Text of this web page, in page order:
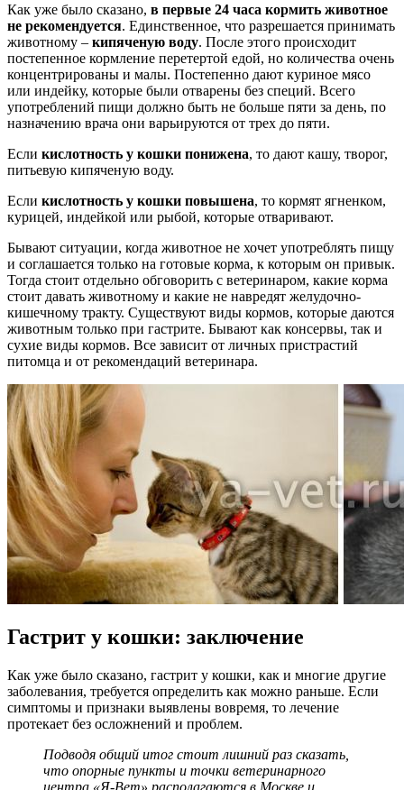
Как уже было сказано, в первые 24 часа кормить животное
не рекомендуется. Единственное, что разрешается принимать
животному – кипяченую воду. После этого происходит
постепенное кормление перетертой едой, но количества очень
концентрированы и малы. Постепенно дают куриное мясо
или индейку, которые были отварены без специй. Всего
употреблений пищи должно быть не больше пяти за день, по
назначению врача они варьируются от трех до пяти.
Если кислотность у кошки понижена, то дают кашу, творог,
питьевую кипяченую воду.
Если кислотность у кошки повышена, то кормят ягненком,
курицей, индейкой или рыбой, которые отваривают.
Бывают ситуации, когда животное не хочет употреблять пищу
и соглашается только на готовые корма, к которым он привык.
Тогда стоит отдельно обговорить с ветеринаром, какие корма
стоит давать животному и какие не навредят желудочно-
кишечному тракту. Существуют виды кормов, которые даются
животным только при гастрите. Бывают как консервы, так и
сухие виды кормов. Все зависит от личных пристрастий
питомца и от рекомендаций ветеринара.
Гастрит у кошки: заключение
Как уже было сказано, гастрит у кошки, как и многие другие
заболевания, требуется определить как можно раньше. Если
симптомы и признаки выявлены вовремя, то лечение
протекает без осложнений и проблем.
Подводя общий итог стоит лишний раз сказать,
что опорные пункты и точки ветеринарного